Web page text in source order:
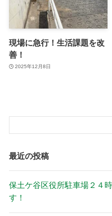
現場に急行！生活課題を改
善！
2025年12月8日
最近の投稿
保土ケ谷区役所駐車場２４
す！